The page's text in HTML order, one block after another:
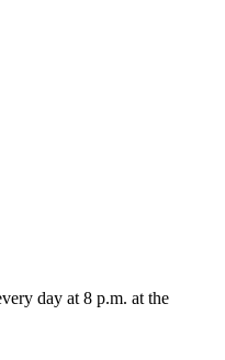
ery day at 8 p.m. at the